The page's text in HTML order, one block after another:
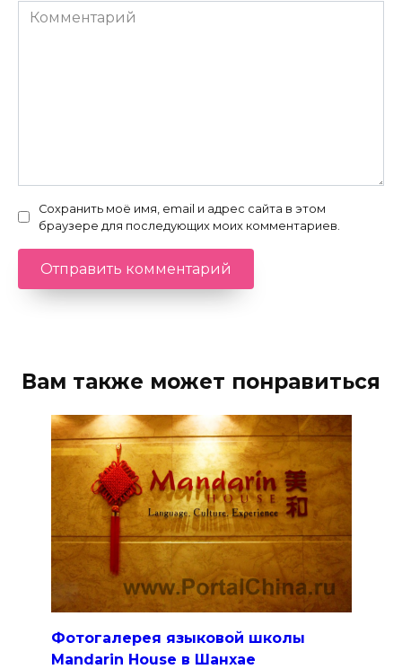
Комментарий
Сохранить моё имя, email и адрес сайта в этом
браузере для последующих моих комментариев.
Вам также может понравиться
Фотогалерея языковой школы
Mandarin House в Шанхае